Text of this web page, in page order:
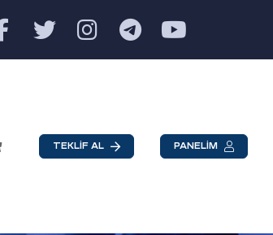
TEKLİF AL PANELİM